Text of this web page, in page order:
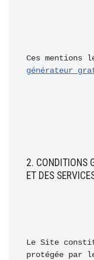
générateur
2. CONDITIONS
ET DES
Le Site
protégée par